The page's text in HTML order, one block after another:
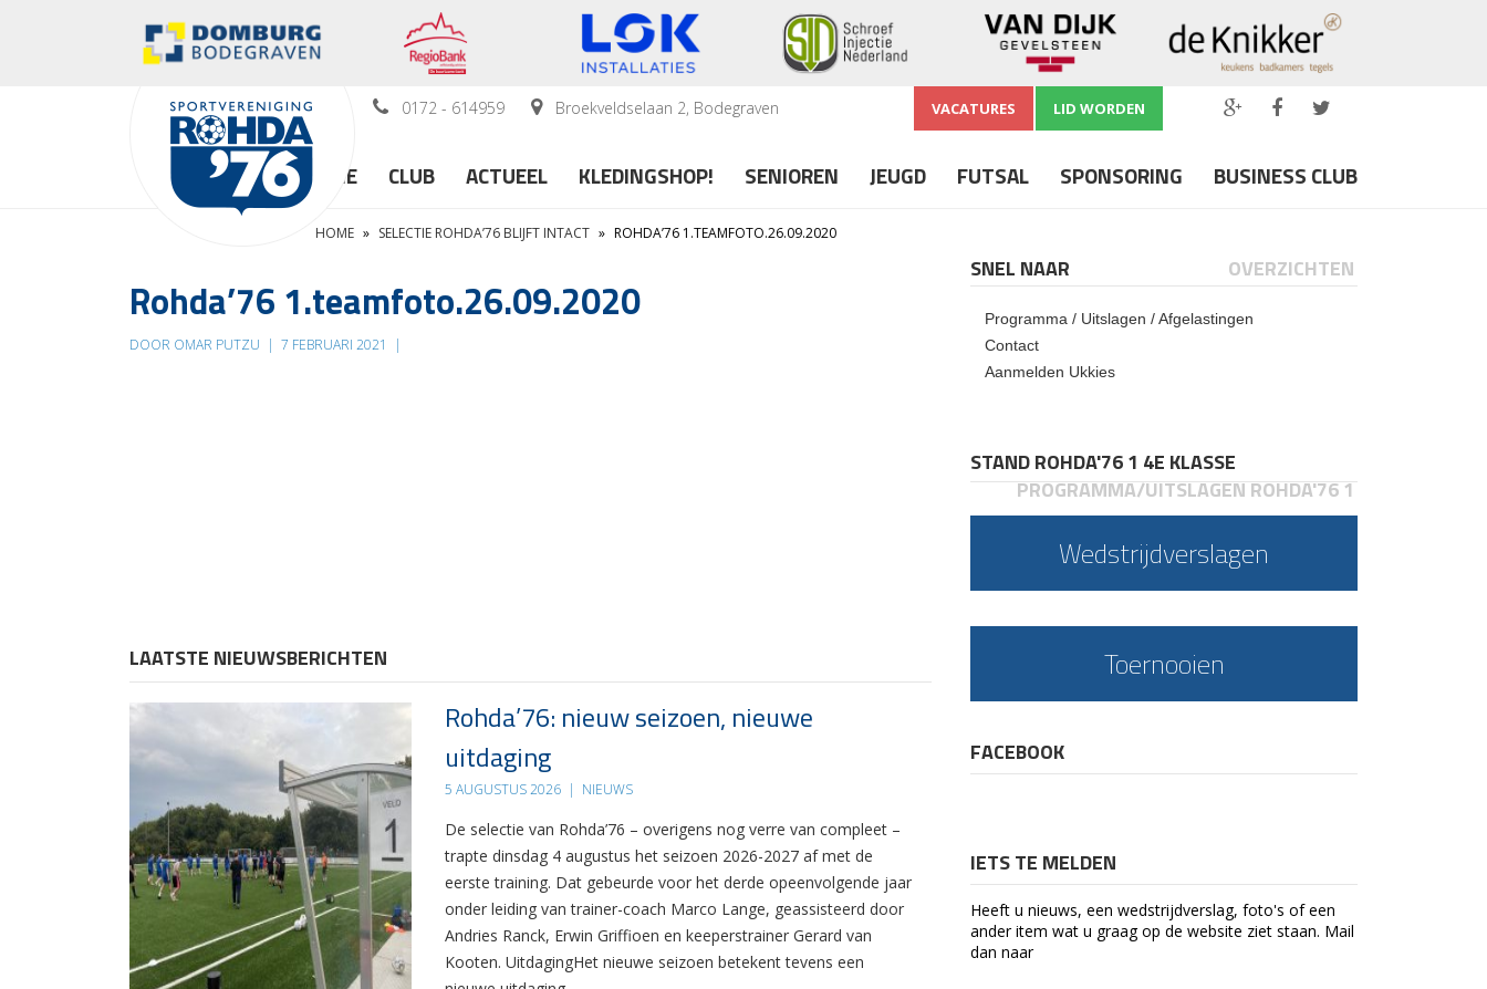
0172 - 614959 Broekveldselaan 2, Bodegraven VACATURES LID WORDEN
HOME CLUB ACTUEEL KLEDINGSHOP! SENIOREN JEUGD FUTSAL SPONSORING BUSINESS CLUB
HOME » SELECTIE ROHDA’76 BLIJFT INTACT » ROHDA’76 1.TEAMFOTO.26.09.2020
Rohda’76 1.teamfoto.26.09.2020
DOOR OMAR PUTZU | 7 FEBRUARI 2021 |
LAATSTE NIEUWSBERICHTEN
Rohda’76: nieuw seizoen, nieuwe
uitdaging
5 AUGUSTUS 2026 | NIEUWS
De selectie van Rohda’76 – overigens nog verre van compleet –
trapte dinsdag 4 augustus het seizoen 2026-2027 af met de
eerste training. Dat gebeurde voor het derde opeenvolgende jaar
onder leiding van trainer-coach Marco Lange, geassisteerd door
Andries Ranck, Erwin Griffioen en keeperstrainer Gerard van
Kooten. UitdagingHet nieuwe seizoen betekent tevens een
SNEL NAAR OVERZICHTEN
Programma / Uitslagen / Afgelastingen
Contact
Aanmelden Ukkies
STAND ROHDA'76 1 4E KLASSE
PROGRAMMA/UITSLAGEN ROHDA'76 1
Wedstrijdverslagen
Toernooien
FACEBOOK
IETS TE MELDEN
Heeft u nieuws, een wedstrijdverslag, foto's of een
ander item wat u graag op de website ziet staan. Mail
dan naar